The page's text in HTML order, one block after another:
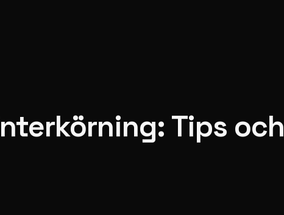
Tips och